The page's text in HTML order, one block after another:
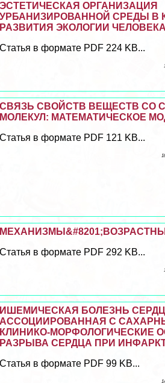
ЭСТЕТИЧЕСКАЯ ОРГАНИЗАЦИЯ
УРБАНИЗИРОВАННОЙ СРЕДЫ В
РАЗВИТИЯ ЭКОЛОГИИ ЧЕЛОВЕКА
Статья в формате PDF 224 KB...
СВЯЗЬ СВОЙСТВ ВЕЩЕСТВ СО
МОЛЕКУЛ: МАТЕМАТИЧЕСКОЕ
Статья в формате PDF 121 KB...
Статья в формате PDF 292 KB...
ИШЕМИЧЕСКАЯ БОЛЕЗНЬ
АССОЦИИРОВАННАЯ С
КЛИНИКО-МОРФОЛОГИЧЕСКИЕ
РАЗРЫВА СЕРДЦА ПРИ
Статья в формате PDF 99 KB...